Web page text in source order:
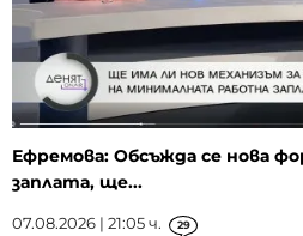
Ефремова: Обсъжда се нова
заплата, ще...
07.08.2026 | 21:05 ч. 29